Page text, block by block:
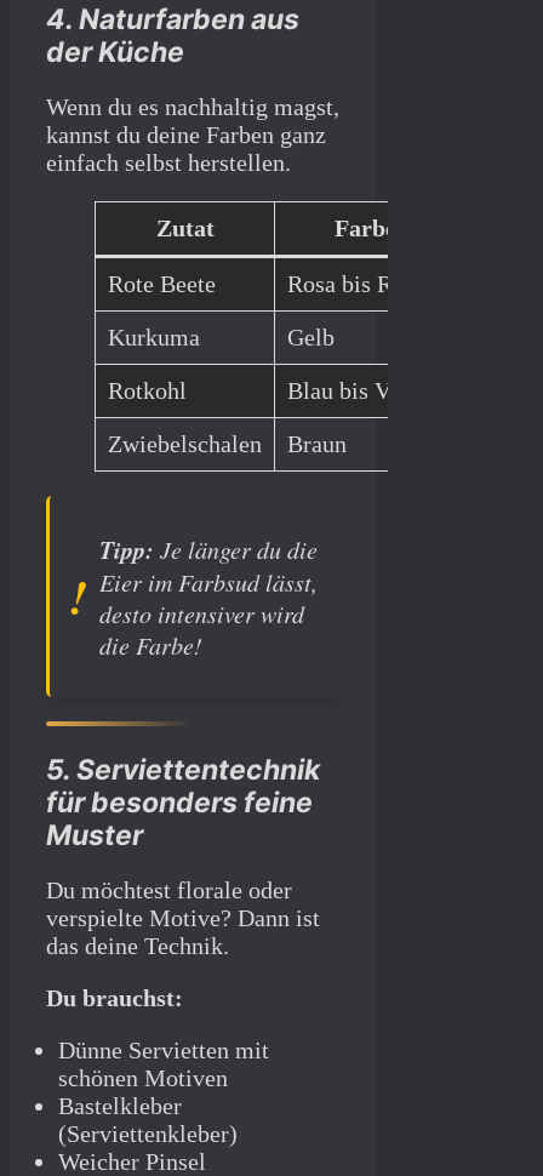
4. Naturfarben aus
der Küche
Wenn du es nachhaltig magst,
kannst du deine Farben ganz
einfach selbst herstellen.
Zutat Farbe
Rote Beete Rosa bis Rot
Kurkuma
Gelb
Rotkohl
Blau bis Violett
Zwiebelschalen
Braun
Tipp: Je länger du die
Eier im Farbsud lässt,
desto intensiver wird
die Farbe!
5. Serviettentechnik
für besonders feine
Muster
Du möchtest florale oder
verspielte Motive? Dann ist
das deine Technik.
Du brauchst:
Dünne Servietten mit
schönen Motiven
Bastelkleber
(Serviettenkleber)
Weicher Pinsel